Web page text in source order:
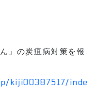
」の炭疽病対策を報
kiji00387517/inde